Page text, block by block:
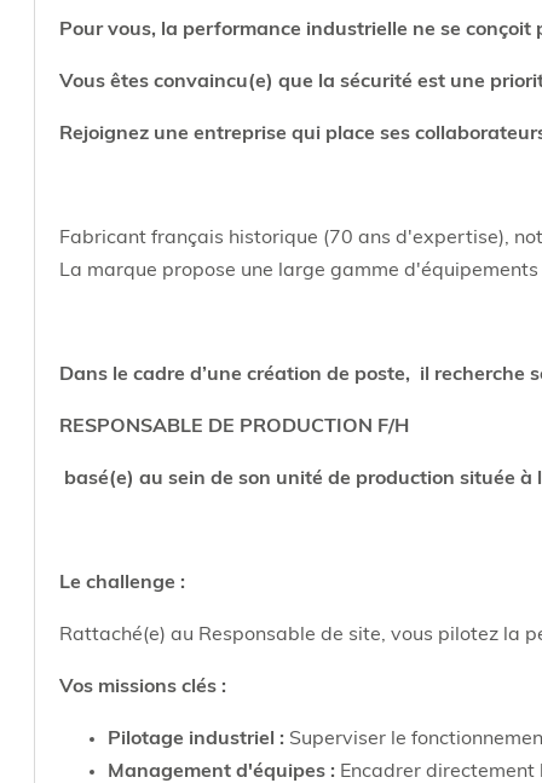
Pour vous, la performance industrielle ne se conçoit
Vous êtes convaincu(e) que la sécurité est une
Rejoignez une entreprise qui place ses
Fabricant français historique (70 ans d'expertise),
La marque propose une large gamme
Dans le cadre d’une création de poste, il recherche
RESPONSABLE DE PRODUCTION F/H
basé(e) au sein de son unité de production située
Le challenge :
Rattaché(e) au Responsable de site, vous pilotez la
Vos missions clés :
Pilotage industriel : Superviser le
Management d'équipes : Encadrer